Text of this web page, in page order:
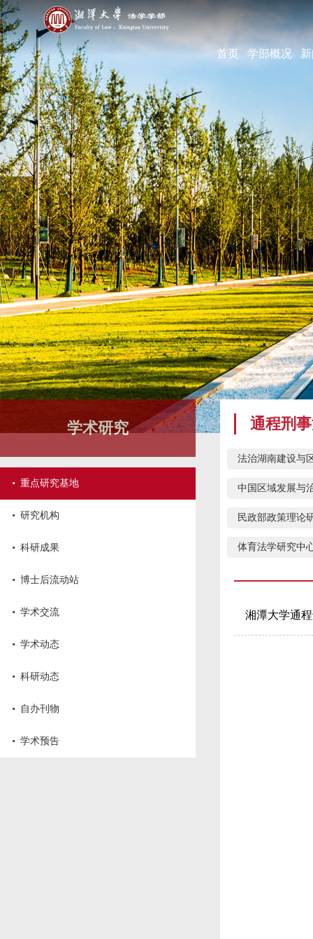
首页 学部概况
现任领导
机构设置
学部宣传片
部长寄语
学术研究
· 重点研究基地
· 研究机构
· 科研成果
· 博士后流动站
· 学术交流
· 学术动态
· 科研动态
· 自办刊物
· 学术预告
通程刑
法治湖南建设与
中国区域发展与
民政部政策理论
体育法学研究中
湘潭大学通